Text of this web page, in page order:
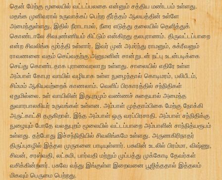
தென் மேற்கு மூலையில் வட்டப்பலகை என்னும் சத்திய மண்டபம் உள்ளது.
மதங்க முனிவரால் உருவாக்கப் பெற்ற தீர்த்தம் ஆலயத்தின் உள்ளே
அமைந்துள்ளது. இதில் நீராடாமல், நீரை எடுத்து தலையில் தெளித்துக்
கொண்டாலே சிவபுண்ணியம் கிட்டும் என்கிறது தலபுராணம். திருவட்டப்பாறை
என்ற சிவலிங்க மூர்த்தி உள்ளார். இவர் முன் அமர்ந்து ராமனும், சுக்ரீவனும்
ராவணனை வதம் செய்வதற்கு அனுமனின் சான்றுடன் நட்பு உடன்படிக்கை
செய்து கொண்டதாக புராணவரலாறு உள்ளது. சாலையில் எதிரே உள்ள
அம்பாள் கோபுர வாயில் வழியாக உள்ள நுழைந்தால் கொடிமரம், பலிபீடம்,
சிம்மம் ஆகியவற்றைக் காணலாம். வெளிப் பிரகாரத்தில் சந்நிதிகள்
ஏதுமில்லை. உள் வாயிலின் இருபுறமும் வண்ணச் சுதையால் அமைந்த
துவாரபாலகியர் உருவங்கள் உள்ளன. அம்பாள் முத்தாம்பிகை மேற்கு நோக்கி
அருட்காட்சி தருகிறாள். இந்த அம்பாள் ஒரு வரப்பிரசாதி. அம்பாள் சந்நிதிக்கு
நுழையும் போதே வலதுபுறம் மூலையில் வட்டப்பாறை அம்பாளின் சாந்நித்யரூபம்
உள்ளது. தற்போது இச்சந்நிதியில் சிவலிங்கமே உள்ளது. அருணகிரிநாதர்
திருப்புகழில் இத்தல முருகனை பாடியுள்ளார். பசுவின் உடலில் பிரம்மா, விஷ்ணு,
சிவன், சரஸ்வதி, லட்சுமி, பார்வதி மற்றும் முப்பத்து முக்கோடி தேவர்கள்
வசிக்கின்றனர். பசுவே வந்து இங்குள்ள இறைவனை பூஜித்ததால் இத்தலம்
மிகவும் பெருமை பெற்றது.